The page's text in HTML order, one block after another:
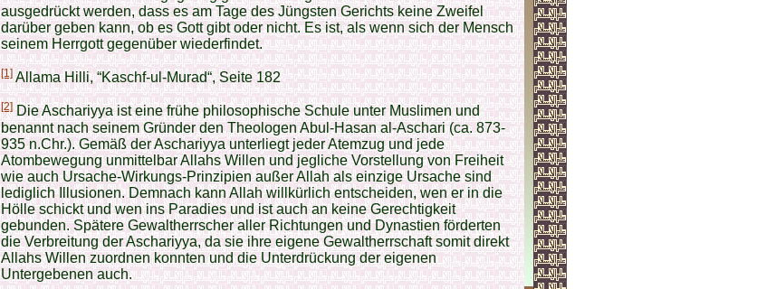
ausgedrückt werden, dass es am Tage des Jüngsten Gerichts keine Zweifel
darüber geben kann, ob es Gott gibt oder nicht. Es ist, als wenn sich der Mensch
seinem Herrgott gegenüber wiederfindet.
[1]Allama Hilli, “Kaschf-ul-Murad“, Seite 182
[2]Die Aschariyya ist eine frühe philosophische Schule unter Muslimen und
benannt nach seinem Gründer den Theologen Abul-Hasan al-Aschari (ca. 873-
935 n.Chr.). Gemäß der Aschariyya unterliegt jeder Atemzug und jede
Atombewegung unmittelbar Allahs Willen und jegliche Vorstellung von Freiheit
wie auch Ursache-Wirkungs-Prinzipien außer Allah als einzige Ursache sind
lediglich Illusionen. Demnach kann Allah willkürlich entscheiden, wen er in die
Hölle schickt und wen ins Paradies und ist auch an keine Gerechtigkeit
gebunden. Spätere Gewaltherrscher aller Richtungen und Dynastien förderten
die Verbreitung der Aschariyya, da sie ihre eigene Gewaltherrschaft somit direkt
Allahs Willen zuordnen konnten und die Unterdrückung der eigenen
Untergebenen auch.